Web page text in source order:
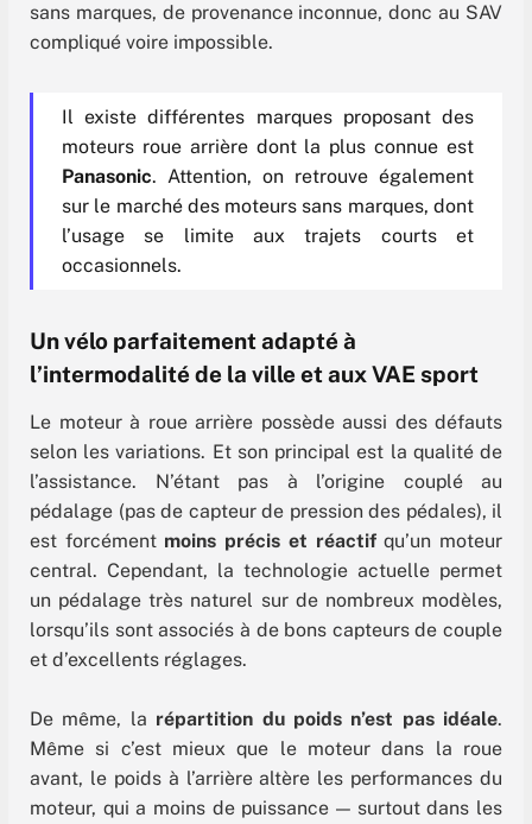
sans marques, de provenance inconnue, donc au SAV
compliqué voire impossible.
Il existe différentes marques proposant des
moteurs roue arrière dont la plus connue est
Panasonic. Attention, on retrouve également
sur le marché des moteurs sans marques, dont
l’usage se limite aux trajets courts et
occasionnels.
Un vélo parfaitement adapté à
l’intermodalité de la ville et aux VAE sport
Le moteur à roue arrière possède aussi des défauts
selon les variations. Et son principal est la qualité de
l’assistance. N’étant pas à l’origine couplé au
pédalage (pas de capteur de pression des pédales), il
est forcément moins précis et réactifqu’un moteur
central. Cependant, la technologie actuelle permet
un pédalage très naturel sur de nombreux modèles,
lorsqu’ils sont associés à de bons capteurs de couple
et d’excellents réglages.
De même, la répartition du poids n’est pas idéale.
Même si c’est mieux que le moteur dans la roue
avant, le poids à l’arrière altère les performances du
moteur, qui a moins de puissance — surtout dans les